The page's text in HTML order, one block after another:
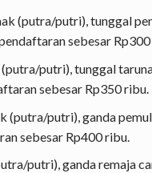
(putra/putri), tunggal
sebesar
putri), tunggal
sebesar Rp350 ribu.
(putra/putri), ganda
sebesar Rp400 ribu.
putri), ganda remaja